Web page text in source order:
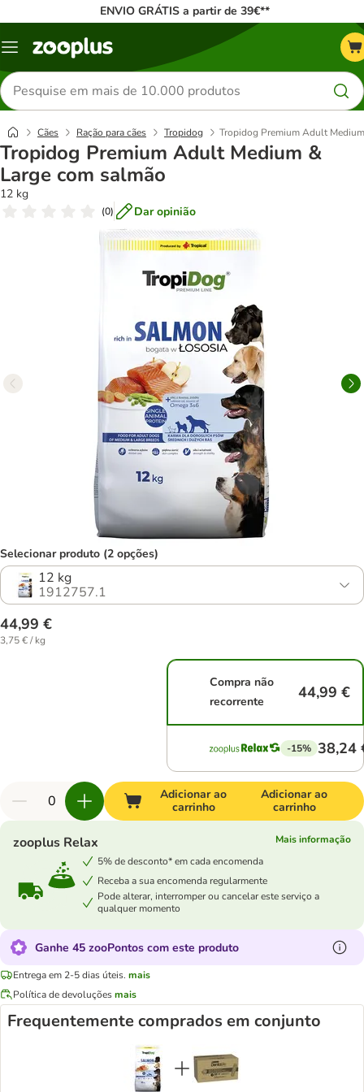
ENVIO GRÁTIS a partir de 39€**
Menu
Pesquisar
produtos
Cães Ração para cães Tropidog Tropidog Premium Adult
Tropidog Premium Adult Medium &
Large com salmão
12 kg
(0) Dar opinião
Selecionar produto (2 opções)
12 kg
1912757.1
44,99 €
3,75 € / kg
Compra não
recorrente
44,99 €
-15% 38,24
Adicionar ao
carrinho
Adicionar ao
carrinho
zooplus Relax
Mais informação
5% de desconto* em cada encomenda
Receba a sua encomenda regularmente
Pode alterar, interromper ou cancelar este serviço a
qualquer momento
Ganhe 45 zooPontos com este produto
Entrega em 2-5 dias úteis. mais
Política de devoluçõesmais
Frequentemente comprados em conjunto